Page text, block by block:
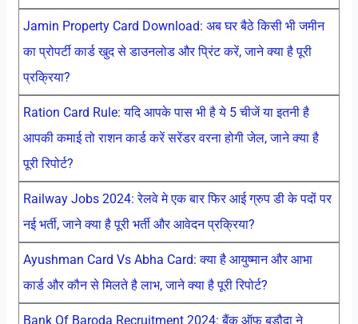
Jamin Property Card Download: अब घर बैठे किसी भी जमीन
का प्रोपर्टी कार्ड खुद से डाउनलोड और प्रिंट करें, जाने क्या है पूरी
प्रक्रिया?
Ration Card Rule: यदि आपके पास भी है ये 5 चीजें या इतनी है
आपकी कमाई तो राशन कार्ड करें सरेंडर वरना होगी जेल, जाने क्या है
पूरी रिपोर्ट?
Railway Jobs 2024: रेलवे मे एक बार फिर आई ग्रुप डी के पदों पर
नई भर्ती, जाने क्या है पूरी भर्ती और आवेदन प्रक्रिया?
Ayushman Card Vs Abha Card: क्या है आयुष्मान और आभा
कार्ड और कौन से मिलते है लाभ, जाने क्या है पूरी रिपोर्ट?
Bank Of Baroda Recruitment 2024: बैंक ऑफ बड़ौदा ने